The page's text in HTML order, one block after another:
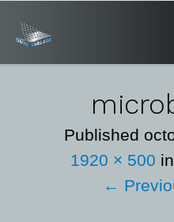
Published
1920 × 500 in
←